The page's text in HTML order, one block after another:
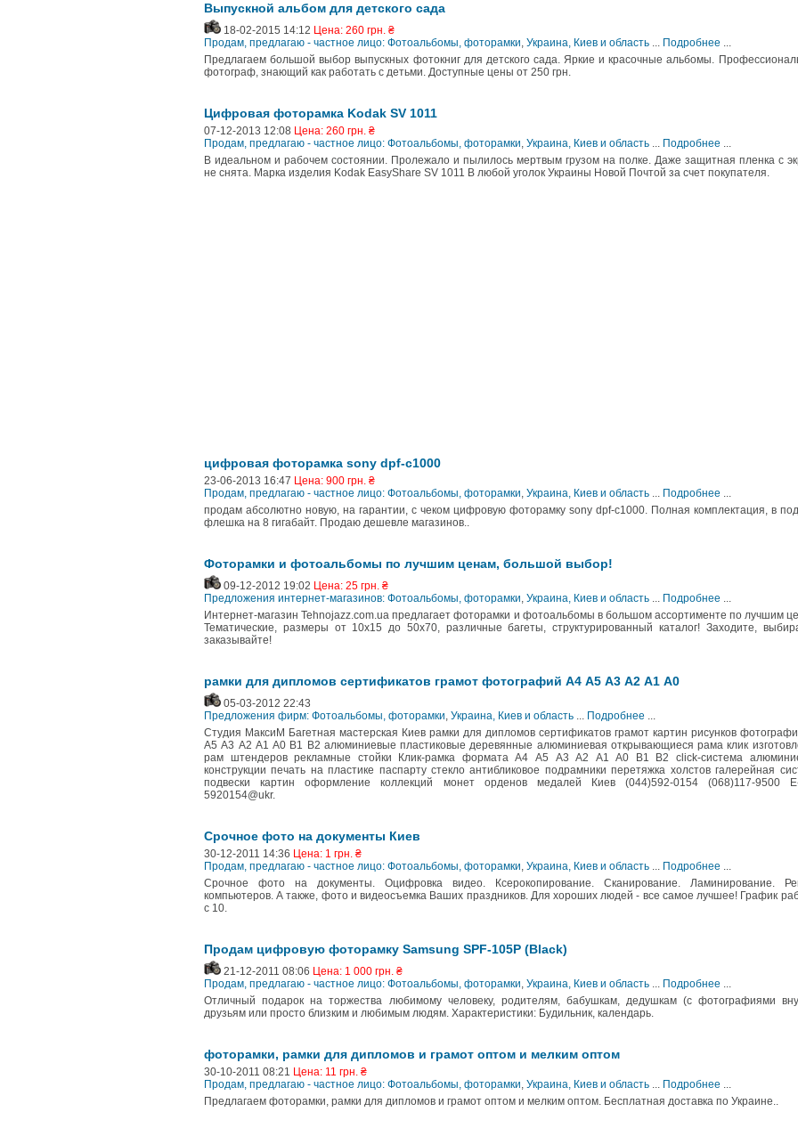
Выпускной альбом для детского сада
18-02-2015 14:12 Цена: 260 грн. ₴
Продам, предлагаю - частное лицо: Фотоальбомы, фоторамки, Украина, Киев и область ... Подробнее ...
Предлагаем большой выбор выпускных фотокниг для детского сада. Яркие и красочные альбомы.
фотограф, знающий как работать с детьми. Доступные цены от 250 грн.
Цифровая фоторамка Kodak SV 1011
07-12-2013 12:08 Цена: 260 грн. ₴
Продам, предлагаю - частное лицо: Фотоальбомы, фоторамки, Украина, Киев и область ... Подробнее ...
В идеальном и рабочем состоянии. Пролежало и пылилось мертвым грузом на полке. Даже защитная пленка с
не снята. Марка изделия Kodak EasyShare SV 1011 В любой уголок Украины Новой Почтой за счет покупателя.
цифровая фоторамка sony dpf-c1000
23-06-2013 16:47 Цена: 900 грн. ₴
Продам, предлагаю - частное лицо: Фотоальбомы, фоторамки, Украина, Киев и область ... Подробнее ...
продам абсолютно новую, на гарантии, с чеком цифровую фоторамку sony dpf-c1000. Полная комплектация, в
флешка на 8 гигабайт. Продаю дешевле магазинов..
Фоторамки и фотоальбомы по лучшим ценам, большой выбор!
09-12-2012 19:02 Цена: 25 грн. ₴
Предложения интернет-магазинов: Фотоальбомы, фоторамки, Украина, Киев и область ... Подробнее ...
Интернет-магазин Tehnojazz.com.ua предлагает фоторамки и фотоальбомы в большом ассортименте по лучшим
Тематические, размеры от 10х15 до 50х70, различные багеты, структурированный каталог! Заходите,
заказывайте!
рамки для дипломов сертификатов грамот фотографий А4 А5 А3 А2 А1 А0
05-03-2012 22:43
Предложения фирм: Фотоальбомы, фоторамки, Украина, Киев и область ... Подробнее ...
Студия МаксиМ Багетная мастерская Киев рамки для дипломов сертификатов грамот картин рисунков
А5 А3 А2 А1 А0 В1 В2 алюминиевые пластиковые деревянные алюминиевая открывающиеся рама клик
рам штендеров рекламные стойки Клик-рамка формата А4 А5 А3 А2 А1 А0 В1 В2 click-система
конструкции печать на пластике паспарту стекло антибликовое подрамники перетяжка холстов галерейная
подвески картин оформление коллекций монет орденов медалей Киев (044)592-0154 (068)117-9500 E-
5920154@ukr.
Срочное фото на документы Киев
30-12-2011 14:36 Цена: 1 грн. ₴
Продам, предлагаю - частное лицо: Фотоальбомы, фоторамки, Украина, Киев и область ... Подробнее ...
Срочное фото на документы. Оцифровка видео. Ксерокопирование. Сканирование. Ламинирование.
компьютеров. А также, фото и видеосъемка Ваших праздников. Для хороших людей - все самое лучшее! График
с 10.
Продам цифровую фоторамку Samsung SPF-105P (Black)
21-12-2011 08:06 Цена: 1 000 грн. ₴
Продам, предлагаю - частное лицо: Фотоальбомы, фоторамки, Украина, Киев и область ... Подробнее ...
Отличный подарок на торжества любимому человеку, родителям, бабушкам, дедушкам (с фотографиями
друзьям или просто близким и любимым людям. Характеристики: Будильник, календарь.
фоторамки, рамки для дипломов и грамот оптом и мелким оптом
30-10-2011 08:21 Цена: 11 грн. ₴
Продам, предлагаю - частное лицо: Фотоальбомы, фоторамки, Украина, Киев и область ... Подробнее ...
Предлагаем фоторамки, рамки для дипломов и грамот оптом и мелким оптом. Бесплатная доставка по Украине..